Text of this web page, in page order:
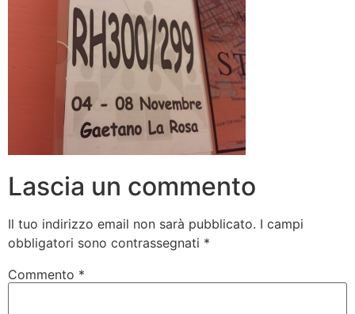
Lascia un commento
Il tuo indirizzo email non sarà pubblicato. I campi
obbligatori sono contrassegnati *
Commento *